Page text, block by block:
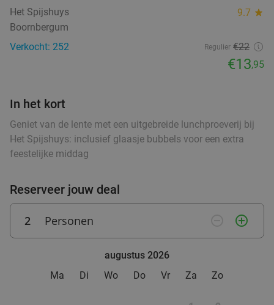
food
food
Wo
Hof van Oldeberkoop
9.6 star
27 min.directions_car
3-gangen keuzediner bij Heerlijkheid
Heerlijkheid
Marum directions_car
,20
Het Spijshuys 9.7 star
Boornbergum
Verkocht: 252
Regulier €22
€13,95
In het kort
Geniet van de lente met een uitgebreide lunchproeverij bij
Het Spijshuys: inclusief glaasje bubbels voor een extra
feestelijke middag
Reserveer jouw deal
2 Personen add_circle_outline
augustus 2026
Ma
Di Wo Do Vr Za Zo